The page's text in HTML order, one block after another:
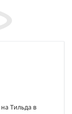
Тильда в